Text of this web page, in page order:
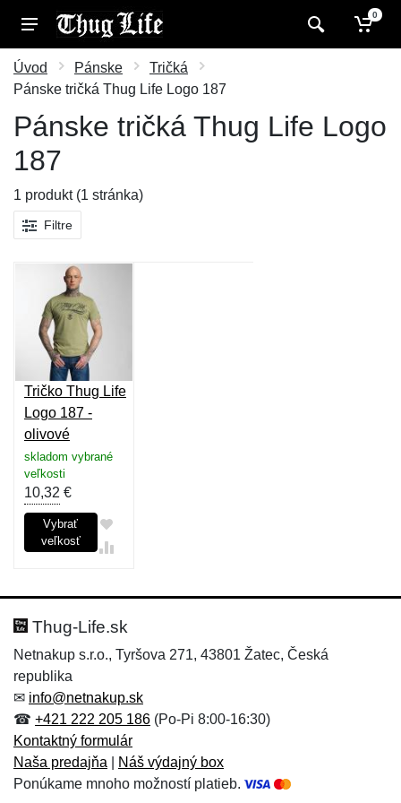
0
Úvod Pánske
Tričká
Pánske tričká Thug Life Logo 187
Pánske tričká Thug Life Logo
187
1 produkt (1 stránka)
Filtre
Tričko Thug Life
Logo 187 -
olivové
skladom vybrané
veľkosti
10,32 €
Vybrať
veľkosť
Thug-Life.sk
Netnakup s.r.o., Tyršova 271, 43801 Žatec, Česká
republika
✉ info@netnakup.sk
☎ +421 222 205 186 (Po-Pi 8:00-16:30)
Kontaktný formulár
Naša predajňa
Náš výdajný box
Ponúkame mnoho možností platieb.